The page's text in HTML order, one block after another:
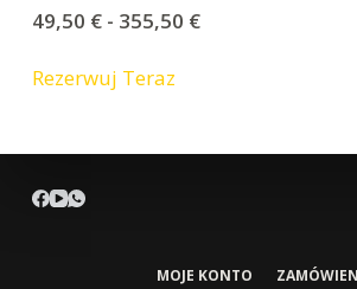
49,50 €- 355,50 €
Rezerwuj Teraz
MOJE KONTO